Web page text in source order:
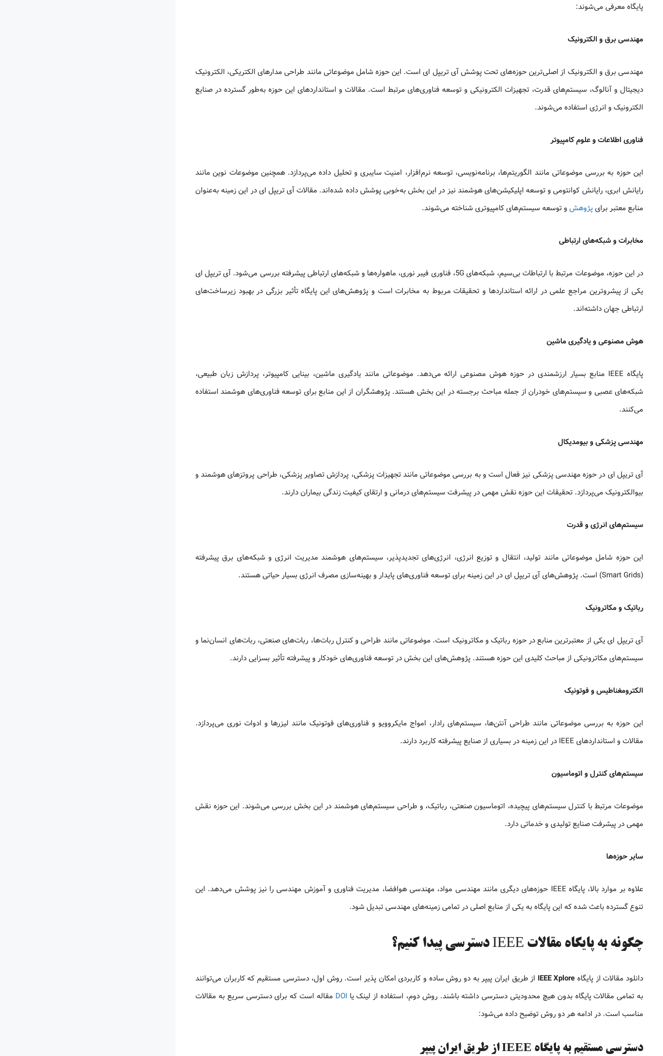
پایگاه معرفی می‌شوند:
مهندسی برق و الکترونیک
مهندسی برق و الکترونیک از اصلی‌ترین حوزه‌های تحت پوشش آی تریپل ای است. این حوزه شامل موضوعاتی مانند طراحی مدارهای الکتریکی، الکترونیک
دیجیتال و آنالوگ، سیستم‌های قدرت، تجهیزات الکترونیکی و توسعه فناوری‌های مرتبط است. مقالات و استانداردهای این حوزه به‌طور گسترده در صنایع
الکترونیک و انرژی استفاده می‌شوند.
فناوری اطلاعات و علوم کامپیوتر
این حوزه به بررسی موضوعاتی مانند الگوریتم‌ها، برنامه‌نویسی، توسعه نرم‌افزار، امنیت سایبری و تحلیل داده می‌پردازد. همچنین موضوعات نوین مانند
رایانش ابری، رایانش کوانتومی و توسعه اپلیکیشن‌های هوشمند نیز در این بخش به‌خوبی پوشش داده شده‌اند. مقالات آی تریپل ای در این زمینه به‌عنوان
منابع معتبر برای پژوهش و توسعه سیستم‌های کامپیوتری شناخته می‌شوند.
مخابرات و شبکه‌های ارتباطی
در این حوزه، موضوعات مرتبط با ارتباطات بی‌سیم، شبکه‌های 5G، فناوری فیبر نوری، ماهواره‌ها و شبکه‌های ارتباطی پیشرفته بررسی می‌شود. آی تریپل ای
یکی از پیشروترین مراجع علمی در ارائه استانداردها و تحقیقات مربوط به مخابرات است و پژوهش‌های این پایگاه تأثیر بزرگی در بهبود زیرساخت‌های
ارتباطی جهان داشته‌اند.
هوش مصنوعی و یادگیری ماشین
پایگاه IEEE منابع بسیار ارزشمندی در حوزه هوش مصنوعی ارائه می‌دهد. موضوعاتی مانند یادگیری ماشین، بینایی کامپیوتر، پردازش زبان طبیعی،
شبکه‌های عصبی و سیستم‌های خودران از جمله مباحث برجسته در این بخش هستند. پژوهشگران از این منابع برای توسعه فناوری‌های هوشمند استفاده
می‌کنند.
مهندسی پزشکی و بیومدیکال
آی تریپل ای در حوزه مهندسی پزشکی نیز فعال است و به بررسی موضوعاتی مانند تجهیزات پزشکی، پردازش تصاویر پزشکی، طراحی پروتزهای هوشمند و
بیوالکترونیک می‌پردازد. تحقیقات این حوزه نقش مهمی در پیشرفت سیستم‌های درمانی و ارتقای کیفیت زندگی بیماران دارند.
سیستم‌های انرژی و قدرت
این حوزه شامل موضوعاتی مانند تولید، انتقال و توزیع انرژی، انرژی‌های تجدیدپذیر، سیستم‌های هوشمند مدیریت انرژی و شبکه‌های برق پیشرفته
(Smart Grids) است. پژوهش‌های آی تریپل ای در این زمینه برای توسعه فناوری‌های پایدار و بهینه‌سازی مصرف انرژی بسیار حیاتی هستند.
رباتیک و مکاترونیک
آی تریپل ای یکی از معتبرترین منابع در حوزه رباتیک و مکاترونیک است. موضوعاتی مانند طراحی و کنترل ربات‌ها، ربات‌های صنعتی، ربات‌های انسان‌نما و
سیستم‌های مکاترونیکی از مباحث کلیدی این حوزه هستند. پژوهش‌های این بخش در توسعه فناوری‌های خودکار و پیشرفته تأثیر بسزایی دارند.
الکترومغناطیس و فوتونیک
این حوزه به بررسی موضوعاتی مانند طراحی آنتن‌ها، سیستم‌های رادار، امواج مایکروویو و فناوری‌های فوتونیک مانند لیزرها و ادوات نوری می‌پردازد.
مقالات و استانداردهای IEEE در این زمینه در بسیاری از صنایع پیشرفته کاربرد دارند.
سیستم‌های کنترل و اتوماسیون
موضوعات مرتبط با کنترل سیستم‌های پیچیده، اتوماسیون صنعتی، رباتیک، و طراحی سیستم‌های هوشمند در این بخش بررسی می‌شوند. این حوزه نقش
مهمی در پیشرفت صنایع تولیدی و خدماتی دارد.
سایر حوزه‌ها
علاوه بر موارد بالا، پایگاه IEEE حوزه‌های دیگری مانند مهندسی مواد، مهندسی هوافضا، مدیریت فناوری و آموزش مهندسی را نیز پوشش می‌دهد. این
تنوع گسترده باعث شده که این پایگاه به یکی از منابع اصلی در تمامی زمینه‌های مهندسی تبدیل شود.
چگونه به پایگاه مقالات IEEE دسترسی پیدا کنیم؟
دانلود مقالات از پایگاه IEEE Xplore از طریق ایران پیپر به دو روش ساده و کاربردی امکان‌ پذیر است. روش اول، دسترسی مستقیم که کاربران می‌توانند
به تمامی مقالات پایگاه بدون هیچ محدودیتی دسترسی داشته باشند. روش دوم، استفاده از لینک یا DOI مقاله است که برای دسترسی سریع به مقالات
مناسب است. در ادامه هر دو روش توضیح داده می‌شود:
دسترسی مستقیم به پایگاه IEEE از طریق ایران پیپر